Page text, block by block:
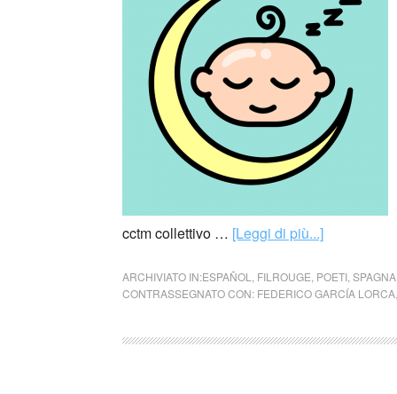
cctm collettivo … [Leggi di più...]
ARCHIVIATO IN:ESPAÑOL FILROUGE POETI SPAGNA
CONTRASSEGNATO CON: FEDERICO GARCÍA LORCA